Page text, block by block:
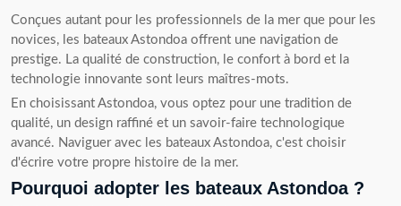
Conçues autant pour les professionnels de la mer que pour les
novices, les bateaux Astondoa offrent une navigation de
prestige. La qualité de construction, le confort à bord et la
technologie innovante sont leurs maîtres-mots.
En choisissant Astondoa, vous optez pour une tradition de
qualité, un design raffiné et un savoir-faire technologique
avancé. Naviguer avec les bateaux Astondoa, c'est choisir
d'écrire votre propre histoire de la mer.
Pourquoi adopter les bateaux Astondoa ?